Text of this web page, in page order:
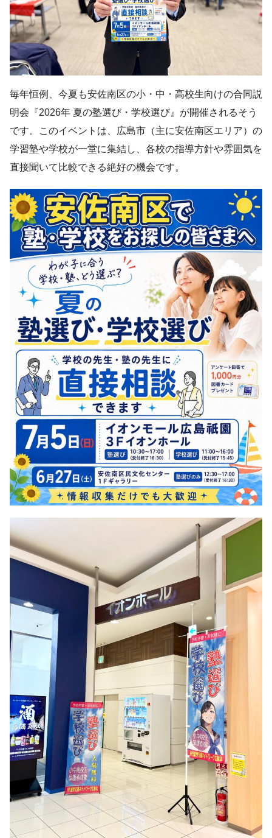
毎年恒例、今夏も安佐南区の小・中・高校生向けの合同説
明会『2026年 夏の塾選び・学校選び』が開催されるそう
です。このイベントは、広島市（主に安佐南区エリア）の
学習塾や学校が一堂に集結し、各校の指導方針や雰囲気を
直接聞いて比較できる絶好の機会です。